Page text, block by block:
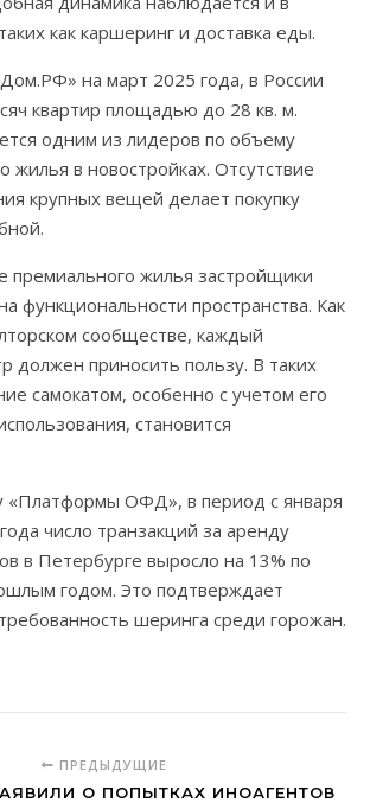
как каршеринг и доставка еды.
на март 2025 года, в России
квартир площадью до 28 кв. м.
одним из лидеров по объему
жилья в новостройках. Отсутствие
крупных вещей делает покупку
премиального жилья застройщики
функциональности пространства. Как
сообществе, каждый
должен приносить пользу. В таких
самокатом, особенно с учетом его
становится
«Платформы ОФД», в период с января
число транзакций за аренду
в Петербурге выросло на 13% по
годом. Это подтверждает
шеринга среди горожан.
ПРЕДЫДУЩИЕ
О ПОПЫТКАХ ИНОАГЕНТОВ